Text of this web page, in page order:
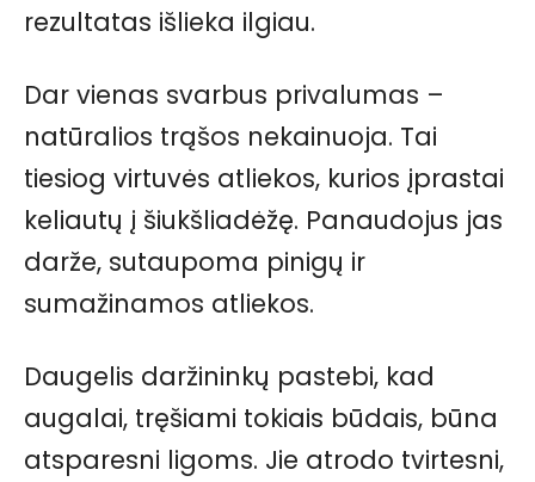
rezultatas išlieka ilgiau.
Dar vienas svarbus privalumas –
natūralios trąšos nekainuoja. Tai
tiesiog virtuvės atliekos, kurios įprastai
keliautų į šiukšliadėžę. Panaudojus jas
darže, sutaupoma pinigų ir
sumažinamos atliekos.
Daugelis daržininkų pastebi, kad
augalai, tręšiami tokiais būdais, būna
atsparesni ligoms. Jie atrodo tvirtesni,